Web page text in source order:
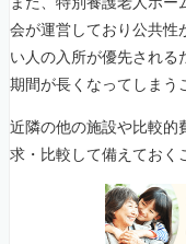
会が運営しており公共性
い人の入所が優先される
期間が長くなってしまう
近隣の他の施設や比較的
求・比較して備えておく